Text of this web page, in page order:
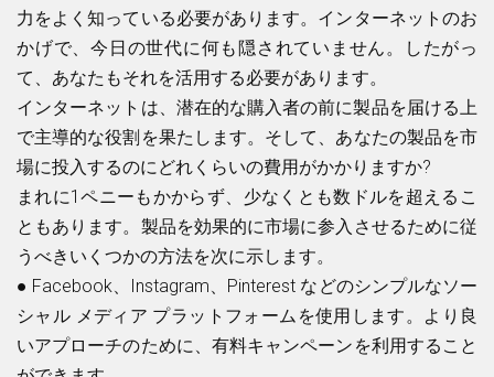
力をよく知っている必要があります。インターネットのお
かげで、今日の世代に何も隠されていません。したがっ
て、あなたもそれを活用する必要があります。
インターネットは、潜在的な購入者の前に製品を届ける上
で主導的な役割を果たします。そして、あなたの製品を市
場に投入するのにどれくらいの費用がかかりますか?
まれに1ペニーもかからず、少なくとも数ドルを超えるこ
ともあります。製品を効果的に市場に参入させるために従
うべきいくつかの方法を次に示します。
● Facebook、Instagram、Pinterest などのシンプルなソー
シャル メディア プラットフォームを使用します。より良
いアプローチのために、有料キャンペーンを利用すること